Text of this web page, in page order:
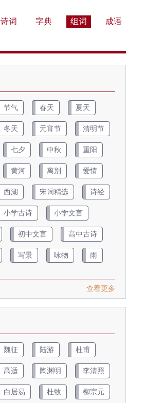
诗词 字典 组词 成语
节气 春天 夏天
冬天 元宵节 清明节
七夕 中秋 重阳
黄河 离别 爱情
西湖 宋词精选 诗经
小学古诗 小学文言
初中文言 高中古诗
写景 咏物 雨
查看更多
魏征 陆游 杜甫
高适 陶渊明 李清照
白居易 杜牧 柳宗元